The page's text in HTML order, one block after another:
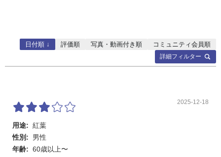
詳細フィルター
日付順 ↓ 評価順 写真・動画付き順 コミュニティ会員順
2025-12-18
用途: 紅葉
性別:
男性
年齢: 60歳以上〜